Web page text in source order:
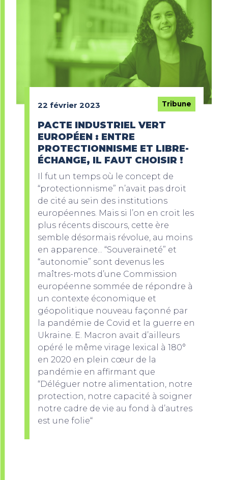
22 février 2023 Tribune
PACTE INDUSTRIEL VERT
EUROPÉEN : ENTRE
PROTECTIONNISME ET LIBRE-
ÉCHANGE, IL FAUT CHOISIR !
Il fut un temps où le concept de
“protectionnisme” n’avait pas droit
de cité au sein des institutions
européennes. Mais si l’on en croit les
plus récents discours, cette ère
semble désormais révolue, au moins
en apparence... “Souveraineté” et
“autonomie” sont devenus les
maîtres-mots d’une Commission
européenne sommée de répondre à
un contexte économique et
géopolitique nouveau façonné par
la pandémie de Covid et la guerre en
Ukraine. E. Macron avait d’ailleurs
opéré le même virage lexical à 180°
en 2020 en plein cœur de la
pandémie en affirmant que
“Déléguer notre alimentation, notre
protection, notre capacité à soigner
notre cadre de vie au fond à d’autres
est une folie“